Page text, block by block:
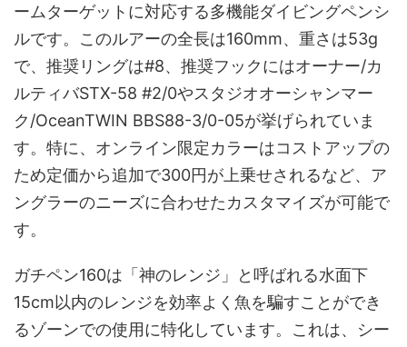
ームターゲットに対応する多機能ダイビングペンシ
ルです。このルアーの全長は160mm、重さは53g
で、推奨リングは#8、推奨フックにはオーナー/カ
ルティバSTX-58 #2/0やスタジオオーシャンマー
ク/OceanTWIN BBS88-3/0-05が挙げられていま
す。特に、オンライン限定カラーはコストアップの
ため定価から追加で300円が上乗せされるなど、ア
ングラーのニーズに合わせたカスタマイズが可能で
す。
ガチペン160は「神のレンジ」と呼ばれる水面下
15cm以内のレンジを効率よく魚を騙すことができ
るゾーンでの使用に特化しています。これは、シー